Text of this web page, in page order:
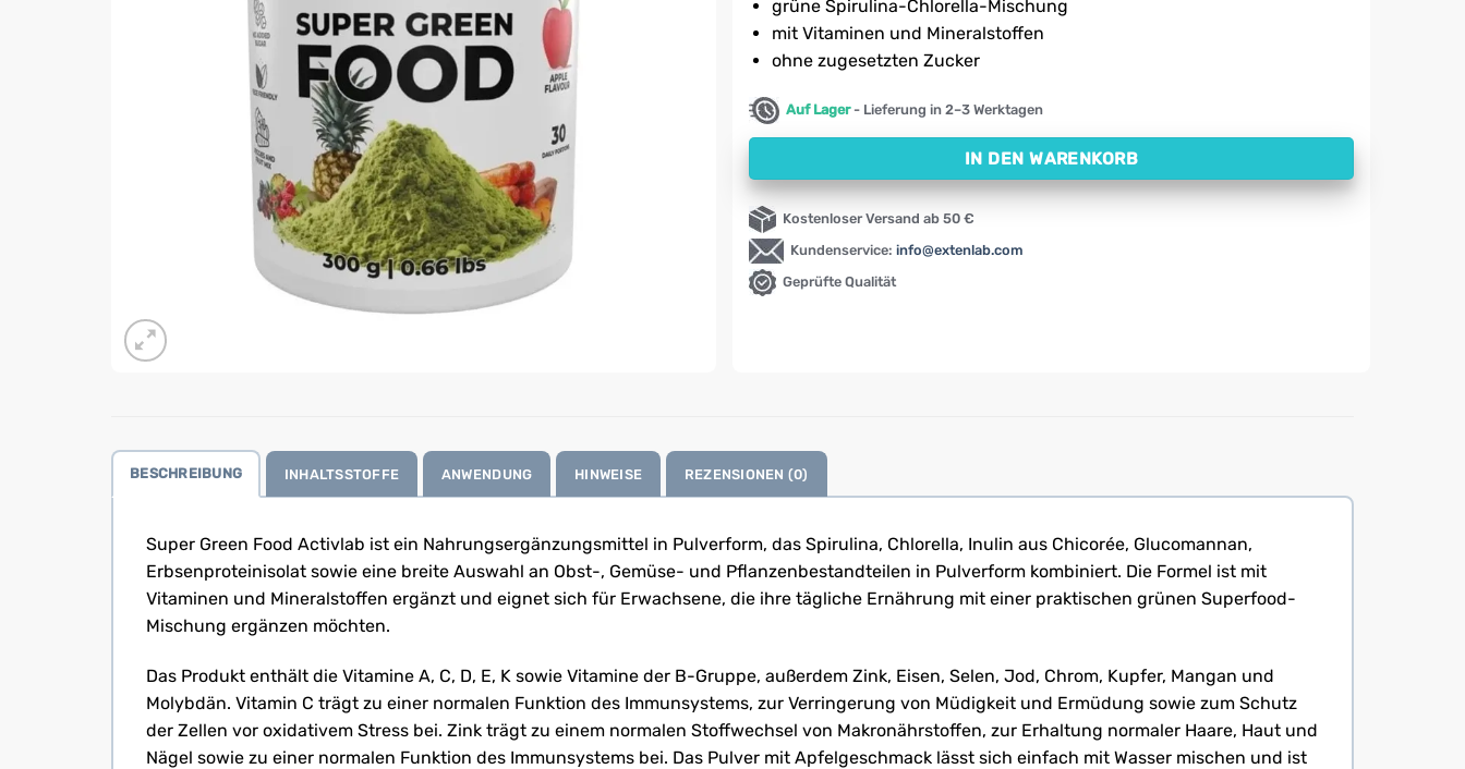
21,90 €
14,24 €.
grüne Spirulina-Chlorella-Mischung
mit Vitaminen und Mineralstoffen
ohne zugesetzten Zucker
Auf Lager- Lieferung in 2–3 Werktagen
IN DEN WARENKORB
Kostenloser Versand ab 50 €
Kundenservice: info@extenlab.com
Geprüfte Qualität
BESCHREIBUNG INHALTSSTOFFE ANWENDUNG HINWEISE REZENSIONEN (0)
Super Green Food Activlab ist ein Nahrungsergänzungsmittel in Pulverform, das Spirulina, Chlorella, Inulin aus Chicorée, Glucomannan,
Erbsenproteinisolat sowie eine breite Auswahl an Obst-, Gemüse- und Pflanzenbestandteilen in Pulverform kombiniert. Die Formel ist mit
Vitaminen und Mineralstoffen ergänzt und eignet sich für Erwachsene, die ihre tägliche Ernährung mit einer praktischen grünen Superfood-
Mischung ergänzen möchten.
Das Produkt enthält die Vitamine A, C, D, E, K sowie Vitamine der B-Gruppe, außerdem Zink, Eisen, Selen, Jod, Chrom, Kupfer, Mangan und
Molybdän. Vitamin C trägt zu einer normalen Funktion des Immunsystems, zur Verringerung von Müdigkeit und Ermüdung sowie zum Schutz
der Zellen vor oxidativem Stress bei. Zink trägt zu einem normalen Stoffwechsel von Makronährstoffen, zur Erhaltung normaler Haare, Haut und
Nägel sowie zu einer normalen Funktion des Immunsystems bei. Das Pulver mit Apfelgeschmack lässt sich einfach mit Wasser mischen und ist